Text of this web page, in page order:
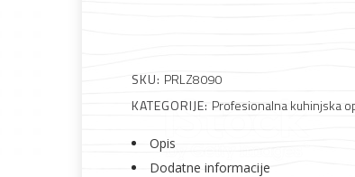
u ponudi
SKU: PRLZ8090
KATEGORIJE: Profesionalna kuhinjska
Opis
Dodatne informacije